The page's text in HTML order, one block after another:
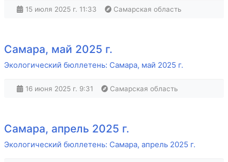
15 июля 2025 г. 11:33 Самарская область
Самара, май 2025 г.
Экологический бюллетень: Самара, май 2025 г.
16 июня 2025 г. 9:31 Самарская область
Самара, апрель 2025 г.
Экологический бюллетень: Самара, апрель 2025 г.